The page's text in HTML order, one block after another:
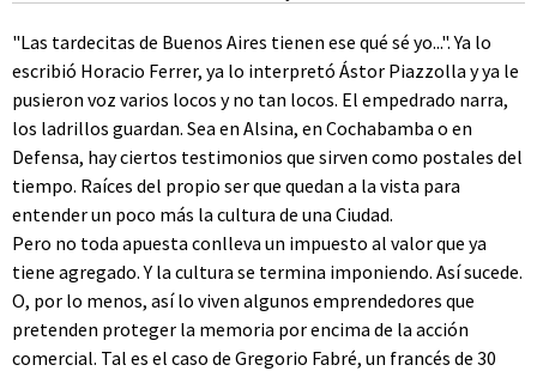
"Las tardecitas de Buenos Aires tienen ese qué sé yo...". Ya lo
escribió Horacio Ferrer, ya lo interpretó Ástor Piazzolla y ya le
pusieron voz varios locos y no tan locos. El empedrado narra,
los ladrillos guardan. Sea en Alsina, en Cochabamba o en
Defensa, hay ciertos testimonios que sirven como postales del
tiempo. Raíces del propio ser que quedan a la vista para
entender un poco más la cultura de una Ciudad.
Pero no toda apuesta conlleva un impuesto al valor que ya
tiene agregado. Y la cultura se termina imponiendo. Así sucede.
O, por lo menos, así lo viven algunos emprendedores que
pretenden proteger la memoria por encima de la acción
comercial. Tal es el caso de Gregorio Fabré, un francés de 30